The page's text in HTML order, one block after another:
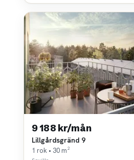
9 188 kr/mån
Lillgårdsgränd 9
1 rok • 30 m²